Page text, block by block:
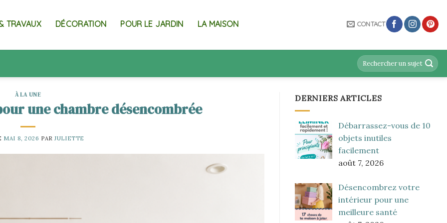
TRAVAUX DÉCORATION POUR LE JARDIN LA MAISON CONTACT
À LA UNE
une chambre désencombrée
MAI 8, 2026 PARJULIETTE
DERNIERS ARTICLES
Débarrassez-vous de 10
objets inutiles
facilement
août 7, 2026
Désencombrez votre
intérieur pour une
meilleure santé